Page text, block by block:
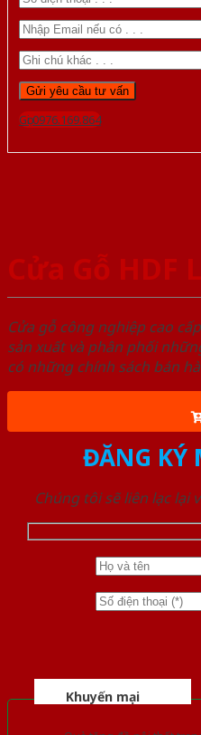
Gọi 0976.169.864
Cửa Gỗ HDF
Cửa gỗ công nghiệp cao
sản xuất và phân phối
có những chính sách bán
ĐĂNG KÝ
Chúng tôi sẽ liên lạc
Khuyến mại